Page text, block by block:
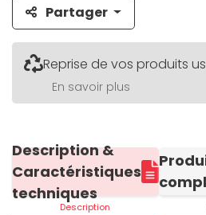
Partager
Reprise de vos produits
En savoir plus
Description &
Caractéristiques
techniques
Description